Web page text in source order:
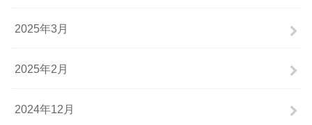
2025年3月
2025年2月
2024年12月